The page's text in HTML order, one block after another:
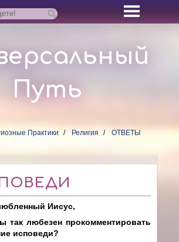
Путь
Практики Религия
ОТВЕТЫ
Иисус,
так любезен прокомментировать
исповеди?